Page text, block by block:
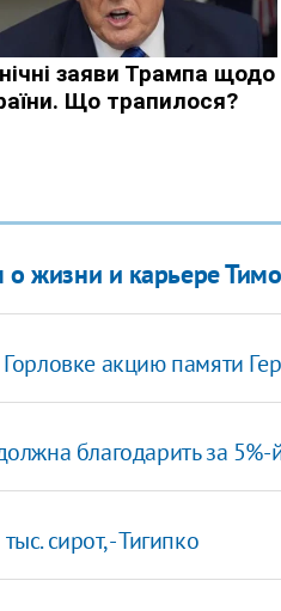
о жизни и карьере
акцию памяти
благодарить за 5%-
сирот, - Тигипко